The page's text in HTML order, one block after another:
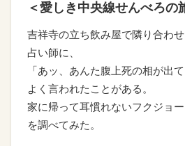
＜愛しき中央線せんべろの
吉祥寺の立ち飲み屋で隣り合わ
占い師に、
「あッ、あんた腹上死の相が出
よく言われたことがある。
家に帰って耳慣れないフクジョ
を調べてみた。